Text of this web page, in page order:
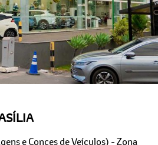
e Conces de Veículos) - Zona
- Distrito Federal